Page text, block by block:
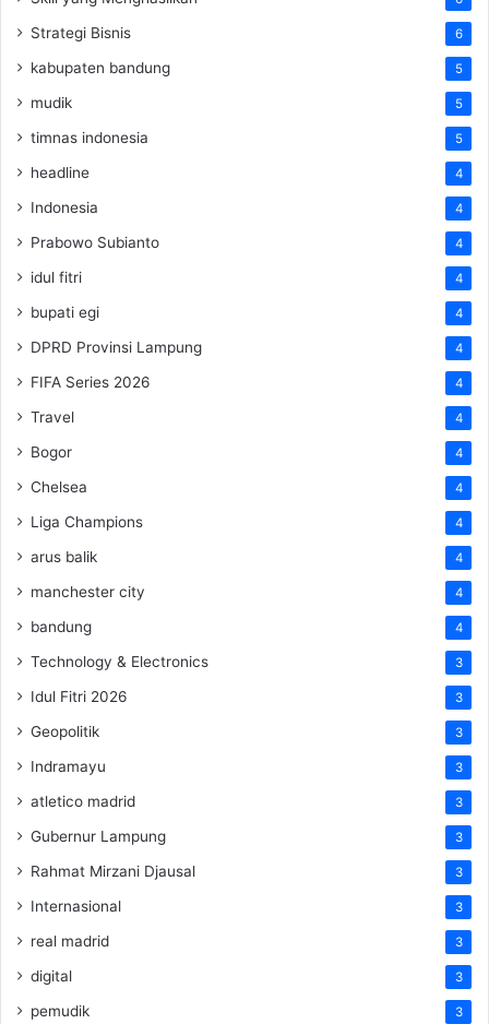
Strategi Bisnis 6
kabupaten bandung 5
mudik 5
timnas indonesia 5
headline 4
Indonesia 4
Prabowo Subianto 4
idul fitri 4
bupati egi 4
DPRD Provinsi Lampung 4
FIFA Series 2026 4
Travel 4
Bogor 4
Chelsea 4
Liga Champions 4
arus balik 4
manchester city 4
bandung 4
Technology & Electronics 3
Idul Fitri 2026 3
Geopolitik 3
Indramayu 3
atletico madrid 3
Gubernur Lampung 3
Rahmat Mirzani Djausal 3
Internasional 3
real madrid 3
digital 3
pemudik 3